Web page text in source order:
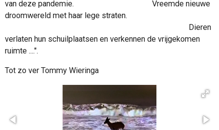
van deze pandemie. Vreemde nieuwe
droomwereld met haar lege straten.
Dieren
verlaten hun schuilplaatsen en verkennen de vrijgekomen
ruimte ....".
Tot zo ver Tommy Wieringa